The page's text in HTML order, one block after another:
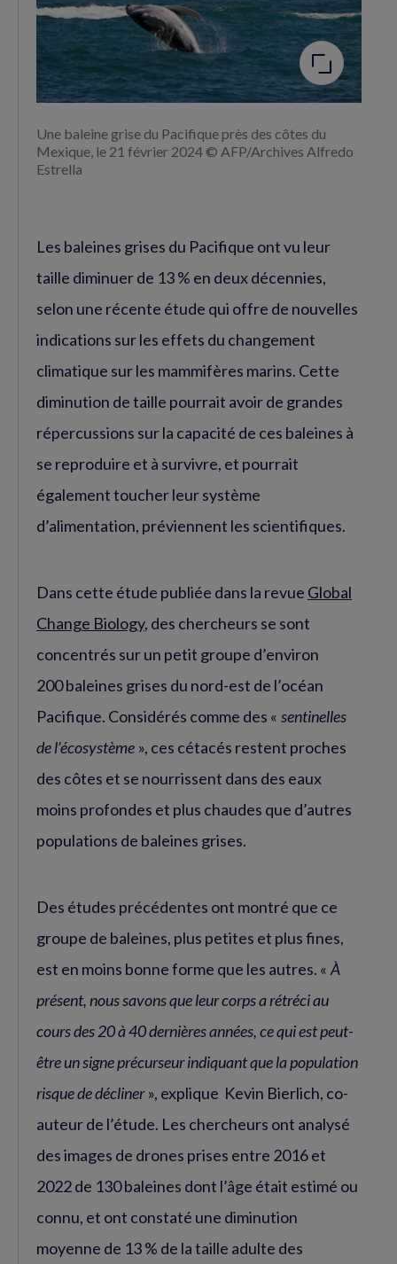
Agrandir
l'image
Une baleine grise du Pacifique près des côtes du
Mexique, le 21 février 2024 © AFP/Archives Alfredo
Estrella
Les baleines grises du Pacifique ont vu leur
taille diminuer de 13 % en deux décennies,
selon une récente étude qui offre de nouvelles
indications sur les effets du changement
climatique sur les mammifères marins. Cette
diminution de taille pourrait avoir de grandes
répercussions sur la capacité de ces baleines à
se reproduire et à survivre, et pourrait
également toucher leur système
d’alimentation, préviennent les scientifiques.
Dans cette étude publiée dans la revue Global
Change Biology, des chercheurs se sont
concentrés sur un petit groupe d’environ
200 baleines grises du nord-est de l’océan
Pacifique. Considérés comme des « sentinelles
de l’écosystème », ces cétacés restent proches
des côtes et se nourrissent dans des eaux
moins profondes et plus chaudes que d’autres
populations de baleines grises.
Des études précédentes ont montré que ce
groupe de baleines, plus petites et plus fines,
est en moins bonne forme que les autres. « À
présent, nous savons que leur corps a rétréci au
cours des 20 à 40 dernières années, ce qui est peut-
être un signe précurseur indiquant que la population
risque de décliner», explique Kevin Bierlich, co-
auteur de l’étude. Les chercheurs ont analysé
des images de drones prises entre 2016 et
2022 de 130 baleines dont l’âge était estimé ou
connu, et ont constaté une diminution
moyenne de 13 % de la taille adulte des